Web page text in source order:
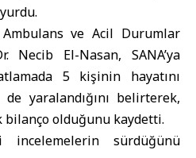
Ambulans ve Acil Durumlar
Necib El-Nasan, SANA’ya
5 kişinin hayatını
yaralandığını belirterek,
bilanço olduğunu kaydetti.
sürdüğünü